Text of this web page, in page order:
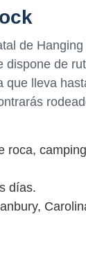
de
de
lleva
roca,
días.